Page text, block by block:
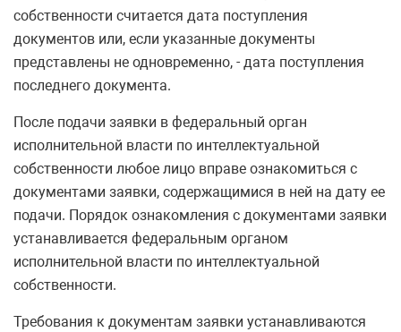
собственности считается дата поступления
документов или, если указанные документы
представлены не одновременно, - дата поступления
последнего документа.
После подачи заявки в федеральный орган
исполнительной власти по интеллектуальной
собственности любое лицо вправе ознакомиться с
документами заявки, содержащимися в ней на дату ее
подачи. Порядок ознакомления с документами заявки
устанавливается федеральным органом
исполнительной власти по интеллектуальной
собственности.
Требования к документам заявки устанавливаются